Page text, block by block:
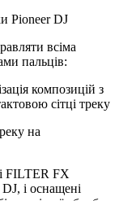
Pioneer DJ
всіма
пальців:
композицій з
сітці треку
на
FILTER FX
і оснащені